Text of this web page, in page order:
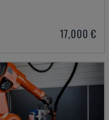
17,000 €